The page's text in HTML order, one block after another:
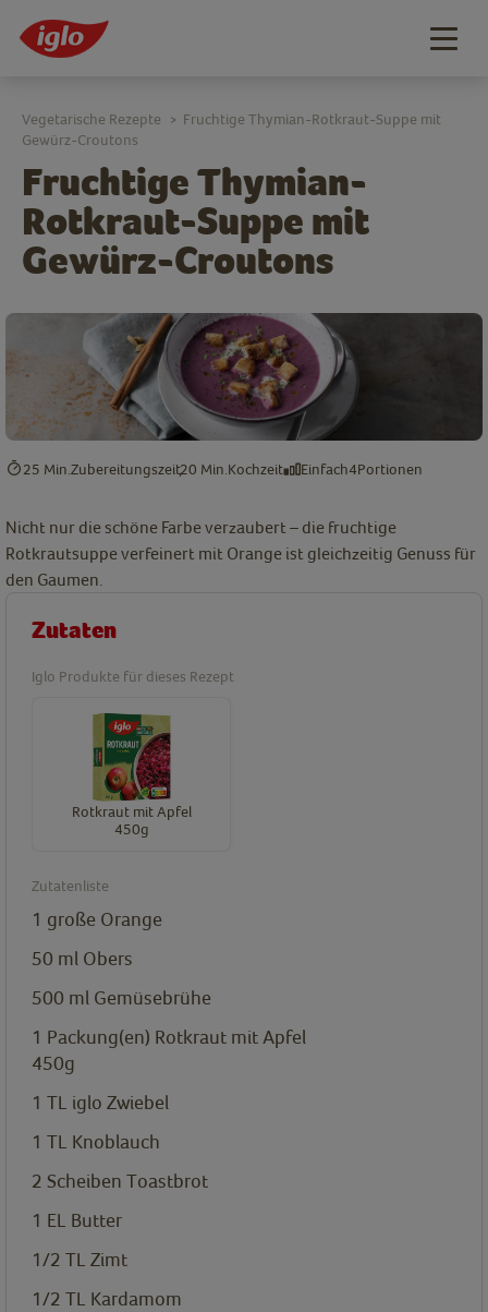
Fruchtige Thymian-
Rotkraut-Suppe mit
Gewürz-Croutons
Vegetarische Rezepte > Fruchtige Thymian-Rotkraut-Suppe mit
Gewürz-Croutons
25 Min. Zubereitungszeit20 Min. Kochzeit Einfach4Portionen
Nicht nur die schöne Farbe verzaubert – die fruchtige
Rotkrautsuppe verfeinert mit Orange ist gleichzeitig Genuss für
den Gaumen.
Zutaten
Iglo Produkte für dieses Rezept
Rotkraut mit Apfel
450g
Zutatenliste
1 große Orange
50 ml Obers
500 ml Gemüsebrühe
1 Packung(en) Rotkraut mit Apfel
450g
1 TL iglo Zwiebel
1 TL Knoblauch
2 Scheiben Toastbrot
1 EL Butter
1/2 TL Zimt
1/2 TL Kardamom